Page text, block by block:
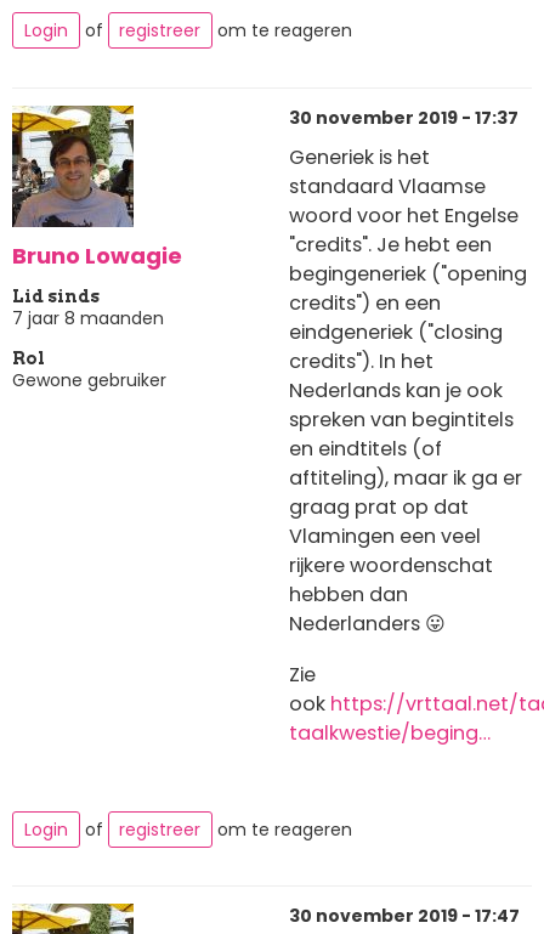
Login of registreer om te reageren
Bruno Lowagie
Lid sinds
7 jaar 8 maanden
Rol
Gewone gebruiker
30 november 2019 - 17:37
Generiek is het
standaard Vlaamse
woord voor het Engelse
"credits". Je hebt een
begingeneriek ("opening
credits") en een
eindgeneriek ("closing
credits"). In het
Nederlands kan je ook
spreken van begintitels
en eindtitels (of
aftiteling), maar ik ga er
graag prat op dat
Vlamingen een veel
rijkere woordenschat
hebben dan
Nederlanders 😛
Zie
ook https://vrttaal.net/
taalkwestie/beging…
Login of registreer om te reageren
30 november 2019 - 17:47